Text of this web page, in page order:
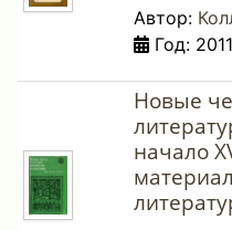
Автор:
Год: 2011
Новые
начало